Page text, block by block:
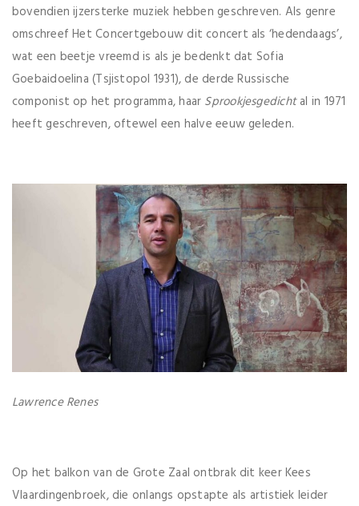
bovendien ijzersterke muziek hebben geschreven. Als genre
omschreef Het Concertgebouw dit concert als ‘hedendaags’,
wat een beetje vreemd is als je bedenkt dat Sofia
Goebaidoelina (Tsjistopol 1931), de derde Russische
componist op het programma, haar Sprookjesgedichtal in 1971
heeft geschreven, oftewel een halve eeuw geleden.
Lawrence Renes
Op het balkon van de Grote Zaal ontbrak dit keer Kees
Vlaardingenbroek, die onlangs opstapte als artistiek leider